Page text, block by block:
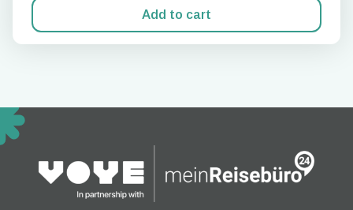
Add to cart